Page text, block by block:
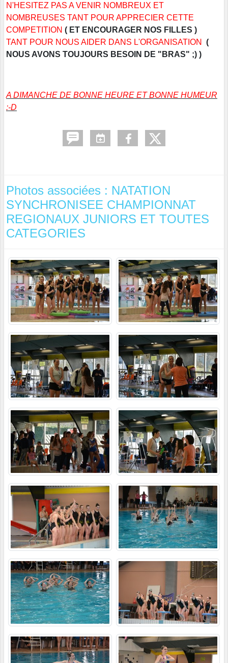
N'HESITEZ PAS A VENIR NOMBREUX ET
NOMBREUSES TANT POUR APPRECIER CETTE
COMPETITION ( ET ENCOURAGER NOS FILLES )
TANT POUR NOUS AIDER DANS L'ORGANISATION
(
NOUS AVONS TOUJOURS BESOIN DE "BRAS" ;) )
A DIMANCHE DE BONNE HEURE ET BONNE HUMEUR
:-D
Photos associées : NATATION
SYNCHRONISEE CHAMPIONNAT
REGIONAUX JUNIORS ET TOUTES
CATEGORIES